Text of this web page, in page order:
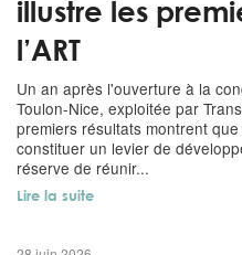
illustre les
l’ART
Un an après l'ouverture à la
Toulon-Nice, exploitée par
premiers résultats montrent
constituer un levier de
réserve de réunir...
Lire la suite